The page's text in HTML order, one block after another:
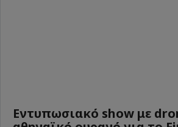
Εντυπωσιακό show με